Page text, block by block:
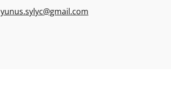
yunus.sylyc@gmail.com